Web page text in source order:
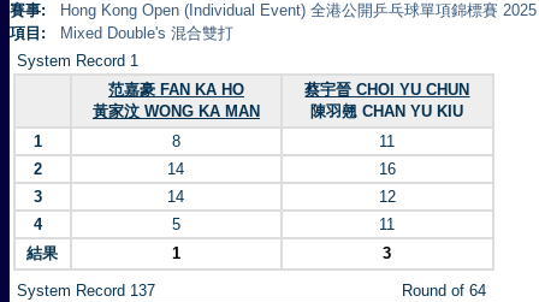
賽事:
Hong Kong Open (Individual Event) 全港公開乒乓球單項錦標賽 2025
項目:
Mixed Double's 混合雙打
System Record 1
范嘉豪 FAN KA HO
黃家汶 WONG KA MAN
蔡宇晉 CHOI YU CHUN
陳羽翹 CHAN YU KIU
1
8
11
2
14
16
3
14
12
4
5
11
結果
1 3
System Record 137
Round of 64